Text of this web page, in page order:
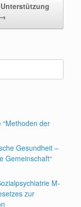
→
der
Gesundheit –
Gemeinschaft“
M-
zur